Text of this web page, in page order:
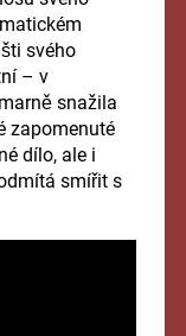
svého
– v
snažila
zapomenuté
dílo, ale i
smířit s